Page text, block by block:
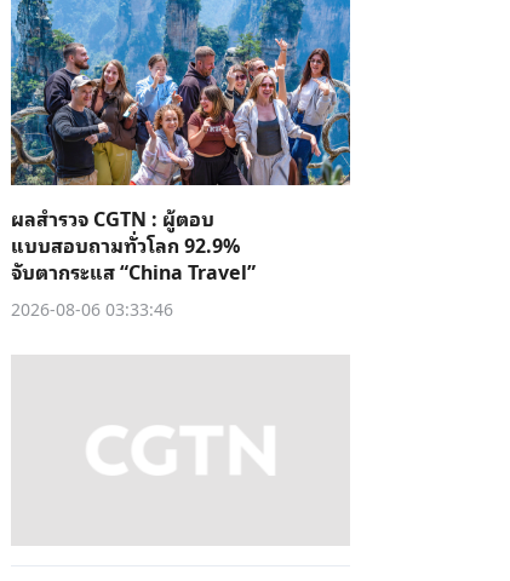
ผลสำรวจ CGTN : ผู้ตอบ
แบบสอบถามทั่วโลก 92.9%
จับตากระแส “China Travel”
2026-08-06 03:33:46